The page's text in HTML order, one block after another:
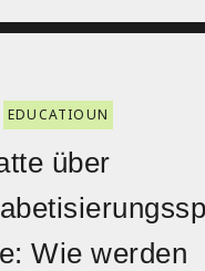
EDUCATIOUN
über
Wie werden